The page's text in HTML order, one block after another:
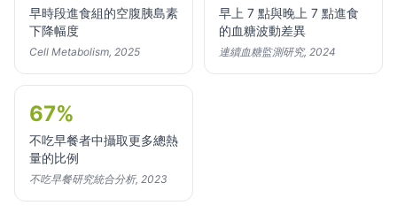
早時段進食組的空腹胰島素
下降幅度
Cell Metabolism, 2025
早上 7 點與晚上 7 點進食
的血糖波動差異
連續血糖監測研究, 2024
67%
不吃早餐者中攝取更多總熱
量的比例
不吃早餐研究統合分析, 2023